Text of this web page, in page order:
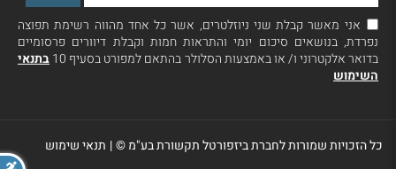
אני מאשר קבלת שני ניוזלטרים, אשר כל אחד מהווה רשימת תפוצה
נפרדת, בנושאים סיכום יומי והתראות חמות וקבלת דיוורים פרסומיים
בדואר אלקטרוני ו/ או באמצעות הסלולר בהתאם למפורט בסעיף 10
בתנאי
השימוש
כל הזכויות שמורות לחברת ביזפורטל תקשורת בע"מ ©| תנאי שימוש